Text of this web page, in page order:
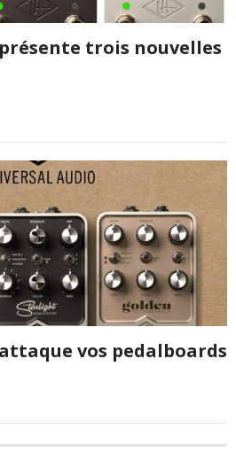
trois nouvelles
vos pedalboards